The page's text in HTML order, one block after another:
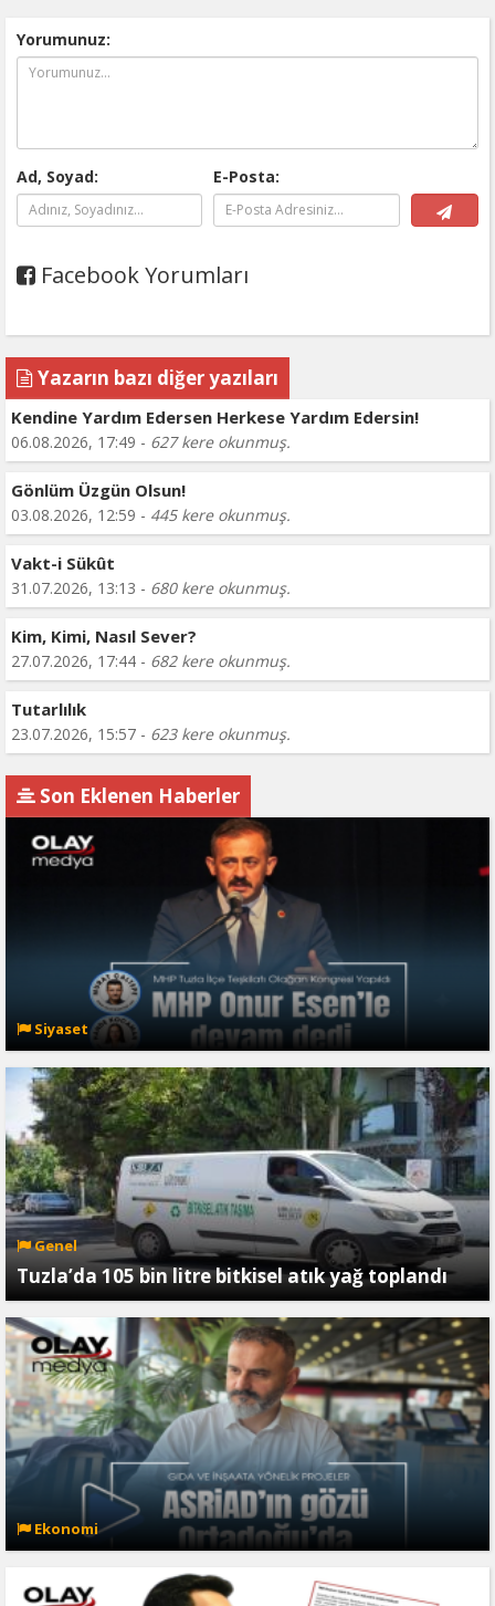
Yorumunuz:
Ad, Soyad: E-Posta:
Facebook Yorumları
Yazarın bazı diğer yazıları
Kendine Yardım Edersen Herkese Yardım Edersin!
06.08.2026, 17:49 - 627 kere okunmuş.
Gönlüm Üzgün Olsun!
03.08.2026, 12:59 - 445 kere okunmuş.
Vakt-i Sükût
31.07.2026, 13:13 - 680 kere okunmuş.
Kim, Kimi, Nasıl Sever?
27.07.2026, 17:44 - 682 kere okunmuş.
Tutarlılık
23.07.2026, 15:57 - 623 kere okunmuş.
Son Eklenen Haberler
Siyaset
Genel
Tuzla’da 105 bin litre bitkisel atık yağ toplandı
Ekonomi